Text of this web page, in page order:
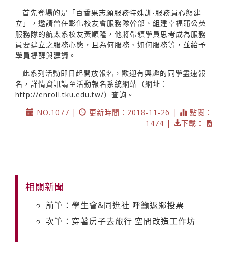
首先登場的是「百香果志願服務特殊訓-服務員心態建
立」，邀請曾任彰化校友會服務隊幹部、組建幸福蒲公英
服務隊的航太系校友黃順隆，他將帶領學員思考成為服務
員要建立之服務心態，且為何服務、如何服務等，並給予
學員提醒與建議。
此系列活動即日起開放報名，歡迎有興趣的同學盡速報
名，詳情資訊請至活動報名系統網站（網址：
http://enroll.tku.edu.tw/）查詢。
NO.1077 |
更新時間：2018-11-26 |
點閱：
1474 |
下載：
相關新聞
前筆：學生會&同進社 呼籲返鄉投票
次筆：穿著房子去旅行 空間改造工作坊